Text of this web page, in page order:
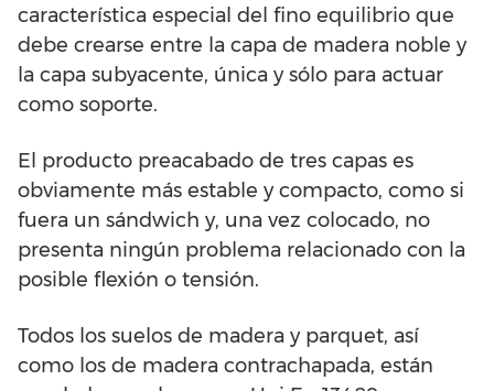
característica especial del fino equilibrio que
debe crearse entre la capa de madera noble y
la capa subyacente, única y sólo para actuar
como soporte.
El producto preacabado de tres capas es
obviamente más estable y compacto, como si
fuera un sándwich y, una vez colocado, no
presenta ningún problema relacionado con la
posible flexión o tensión.
Todos los suelos de madera y parquet, así
como los de madera contrachapada, están